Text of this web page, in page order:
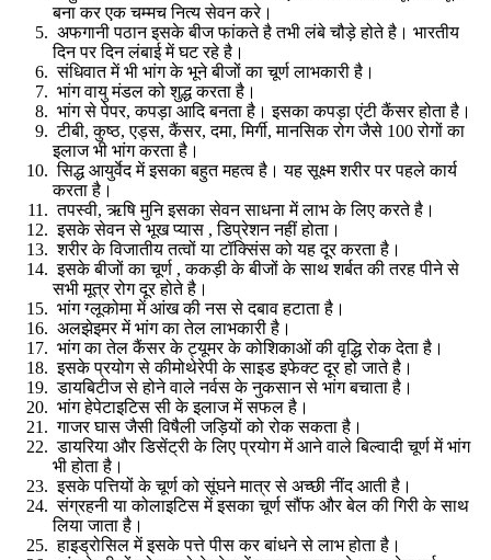
बना कर एक चम्मच नित्य सेवन करे।
अफगानी पठान इसके बीज फांकते है तभी लंबे चौड़े होते है। भारतीय
दिन पर दिन लंबाई में घट रहे है।
संधिवात में भी भांग के भूने बीजों का चूर्ण लाभकारी है।
भांग वायु मंडल को शुद्ध करता है।
भांग से पेपर, कपड़ा आदि बनता है। इसका कपड़ा एंटी कैंसर होता है।
टीबी, कुष्ठ, एड्स, कैंसर, दमा, मिर्गी, मानसिक रोग जैसे 100 रोगों का
इलाज भी भांग करता है।
सिद्ध आयुर्वेद में इसका बहुत महत्व है। यह सूक्ष्म शरीर पर पहले कार्य
करता है।
तपस्वी, ऋषि मुनि इसका सेवन साधना में लाभ के लिए करते है।
इसके सेवन से भूख प्यास , डिप्रेशन नहीं होता।
शरीर के विजातीय तत्वों या टॉक्सिंस को यह दूर करता है।
इसके बीजों का चूर्ण , ककड़ी के बीजों के साथ शर्बत की तरह पीने से
सभी मूत्र रोग दूर होते है।
भांग ग्लूकोमा में आंख की नस से दबाव हटाता है।
अलझेइमर में भांग का तेल लाभकारी है।
भांग का तेल कैंसर के ट्यूमर के कोशिकाओं की वृद्धि रोक देता है।
इसके प्रयोग से कीमोथेरेपी के साइड इफेक्ट दूर हो जाते है।
डायबिटीज से होने वाले नर्वस के नुकसान से भांग बचाता है।
भांग हेपेटाइटिस सी के इलाज में सफल है।
गाजर घास जैसी विषैली जड़ियों को रोक सकता है।
डायरिया और डिसेंट्री के लिए प्रयोग में आने वाले बिल्वादी चूर्ण में भांग
भी होता है।
इसके पत्तियों के चूर्ण को सूंघने मात्र से अच्छी नींद आती है।
संग्रहनी या कोलाइटिस में इसका चूर्ण सौंफ और बेल की गिरी के साथ
लिया जाता है।
हाइड्रोसिल में इसके पत्ते पीस कर बांधने से लाभ होता है।